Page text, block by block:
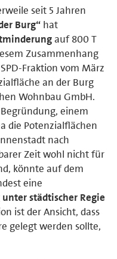
seit 5 Jahren
Burg“ hat
auf 800 T
Zusammenhang
Fraktion vom März
an der Burg
Wohnbau GmbH.
einem
die Potenzialflächen
nach
Zeit wohl nicht für
könnte auf dem
eine
städtischer Regie
ist der Ansicht, dass
gelegt werden sollte,